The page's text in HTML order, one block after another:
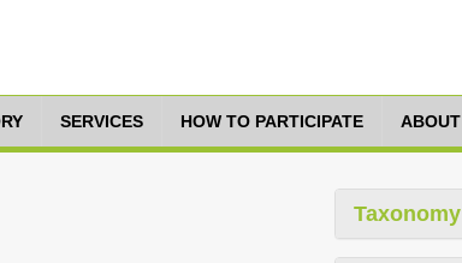
SERVICES HOW TO PARTICIPATE ABOUT
Taxonomy